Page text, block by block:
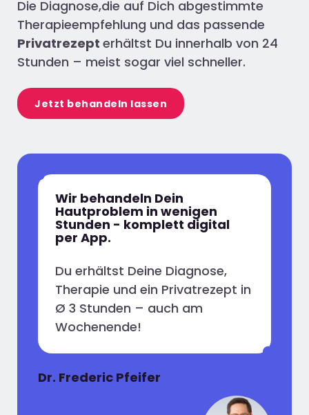
Wir behandeln Dein
Hautproblem in wenigen
Stunden - komplett digital
per App.
Du erhältst Deine Diagnose,
Therapie und ein Privatrezept in
Ø 3 Stunden – auch am
Wochenende!
Dr. Frederic Pfeifer
Die Diagnose,die auf Dich abgestimmte
Therapieempfehlung und das passende
Privatrezept erhältst Du innerhalb von 24
Stunden – meist sogar viel schneller.
Jetzt behandeln lassen